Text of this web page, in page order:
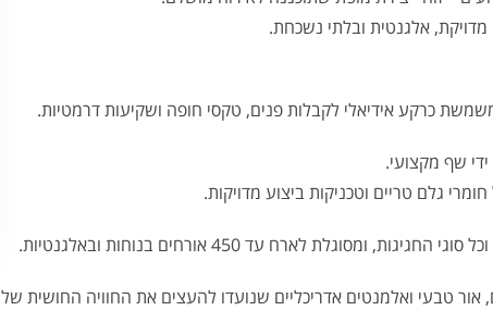
אלגנטית ובלתי נשכחת.
כרקע אידיאלי לקבלות פנים, טקסי חופה ושקיעות דרמטיות.
שף מקצועי.
גלם טריים וטכניקות ביצוע מדויקות.
לארח עד 450 אורחים בנוחות ובאלגנטיות.
טבעי ואלמנטים אדריכליים שנועדו להעצים את החוויה החושית של